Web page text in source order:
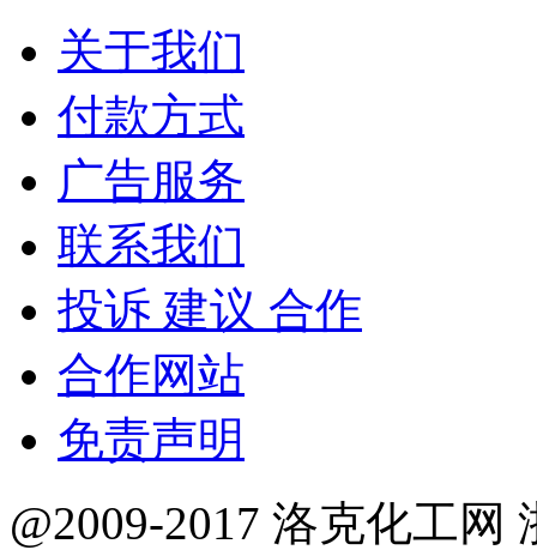
关于我们
付款方式
广告服务
联系我们
投诉 建议 合作
合作网站
免责声明
@2009-2017 洛克化工网